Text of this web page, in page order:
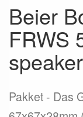
Beier
FRWS
speaker
Pakket
Das